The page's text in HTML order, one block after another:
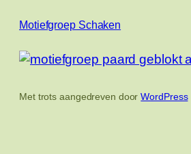
Motiefgroep Schaken
Met trots aangedreven doorWordPress